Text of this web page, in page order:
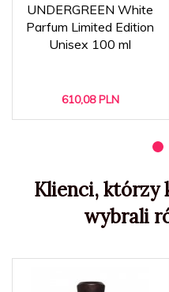
UNDERGREEN White
Parfum Limited Edition
Unisex 100 ml
610,08 PLN
Klienci, którzy
wybrali